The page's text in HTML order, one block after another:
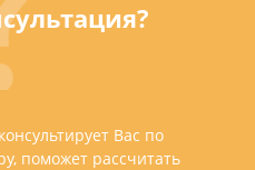
Вас по
поможет рассчитать